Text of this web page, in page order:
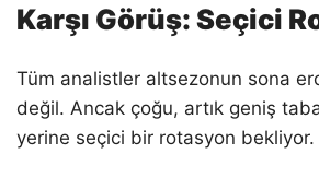
Karşı Görüş: Seçici
Tüm analistler altsezonun sona
değil. Ancak çoğu, artık geniş
yerine seçici bir rotasyon bekliyor.